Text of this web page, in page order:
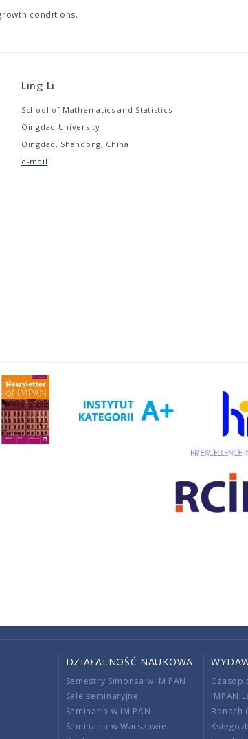
conditions.
Ling Li
School of Mathematics and Statistics
Qingdao University
Qingdao, Shandong, China
e-mail
DZIAŁALNOŚĆ NAUKOWA
Semestry Simonsa w IM PAN
Sale seminaryjne
Seminaria w IM PAN
Seminaria w Warszawie
IMPAN
Banach